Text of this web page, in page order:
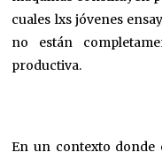
cuales lxs jóvenes
no están
productiva.
En un contexto donde